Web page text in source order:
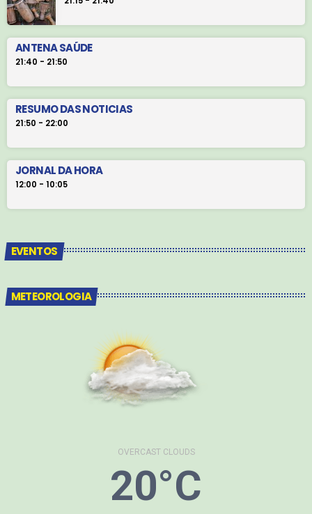
ANTENA SAÚDE
21:40 - 21:50
RESUMO DAS NOTICIAS
21:50 - 22:00
JORNAL DA HORA
12:00 - 10:05
EVENTOS
METEOROLOGIA
OVERCAST CLOUDS
20°C